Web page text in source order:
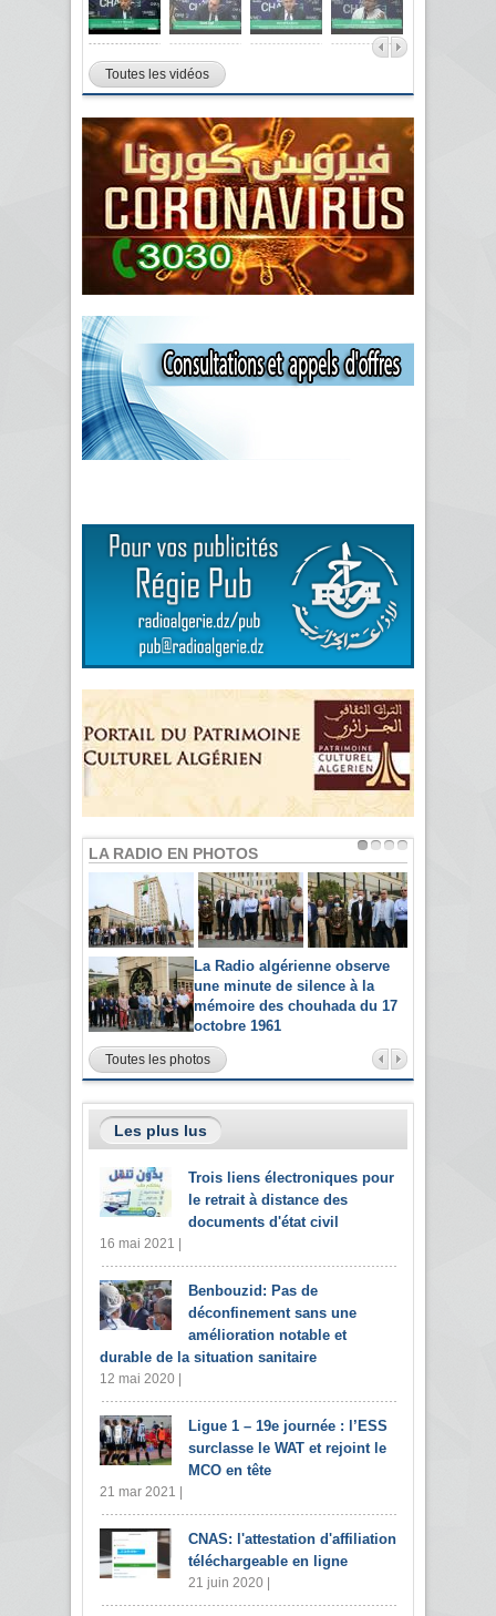
Toutes les vidéos
LA RADIO EN PHOTOS
La Radio algérienne observe
une minute de silence à la
mémoire des chouhada du 17
octobre 1961
Toutes les photos
Les plus lus
Trois liens électroniques pour
le retrait à distance des
documents d'état civil
16 mai 2021 |
Benbouzid: Pas de
déconfinement sans une
amélioration notable et
durable de la situation sanitaire
12 mai 2020 |
Ligue 1 – 19e journée : l’ESS
surclasse le WAT et rejoint le
MCO en tête
21 mar 2021 |
CNAS: l'attestation d'affiliation
téléchargeable en ligne
21 juin 2020 |